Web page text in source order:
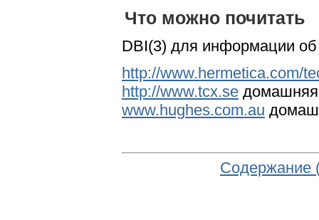
Что можно почитать
DBI(3) для информации
http://www.hermetica.com/
http://www.tcx.se домашняя
www.hughes.com.au
Содержание